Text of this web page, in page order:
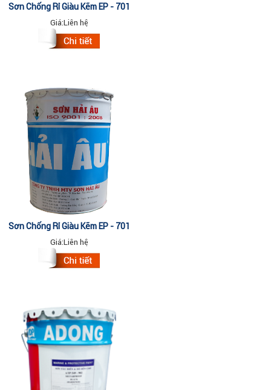
Sơn Chống Rỉ Giàu Kẽm EP - 701
(1 Lit)5
Giá:Liên hệ
Sơn Chống Rỉ Giàu Kẽm EP - 701
(1 Lit)
Giá:Liên hệ